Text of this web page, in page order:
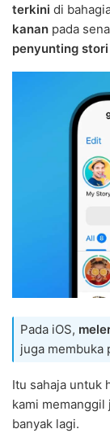
terkini di
kanan pada
penyunting stori
Pada iOS,
juga membuka
Itu sahaja untuk
kami
banyak lagi.